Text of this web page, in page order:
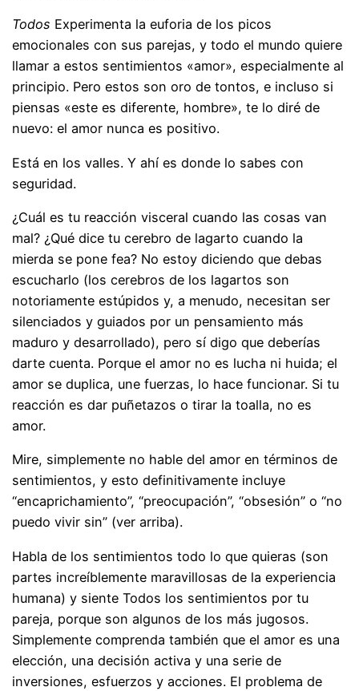
Todos Experimenta la euforia de los picos
emocionales con sus parejas, y todo el mundo quiere
llamar a estos sentimientos «amor», especialmente al
principio. Pero estos son oro de tontos, e incluso si
piensas «este es diferente, hombre», te lo diré de
nuevo: el amor nunca es positivo.
Está en los valles. Y ahí es donde lo sabes con
seguridad.
¿Cuál es tu reacción visceral cuando las cosas van
mal? ¿Qué dice tu cerebro de lagarto cuando la
mierda se pone fea? No estoy diciendo que debas
escucharlo (los cerebros de los lagartos son
notoriamente estúpidos y, a menudo, necesitan ser
silenciados y guiados por un pensamiento más
maduro y desarrollado), pero sí digo que deberías
darte cuenta. Porque el amor no es lucha ni huida; el
amor se duplica, une fuerzas, lo hace funcionar. Si tu
reacción es dar puñetazos o tirar la toalla, no es
amor.
Mire, simplemente no hable del amor en términos de
sentimientos, y esto definitivamente incluye
“encaprichamiento”, “preocupación”, “obsesión” o “no
puedo vivir sin” (ver arriba).
Habla de los sentimientos todo lo que quieras (son
partes increíblemente maravillosas de la experiencia
humana) y siente Todos los sentimientos por tu
pareja, porque son algunos de los más jugosos.
Simplemente comprenda también que el amor es una
elección, una decisión activa y una serie de
inversiones, esfuerzos y acciones. El problema de